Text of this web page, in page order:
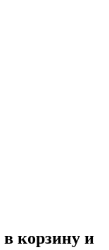
корзину и